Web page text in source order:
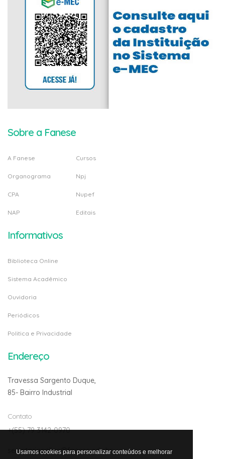
Usamos cookies para personalizar conteúdos e melhorar
Sobre a Fanese
A Fanese
Organograma
CPA
NAP
Cursos
Npj
Nupef
Editais
Informativos
Biblioteca Online
Sistema Acadêmico
Ouvidoria
Periódicos
Politica e Privacidade
Endereço
Travessa Sargento Duque,
85- Bairro Industrial
Contato
+(55) 79 3142-0970
secretariaonline@fanese.edu.br